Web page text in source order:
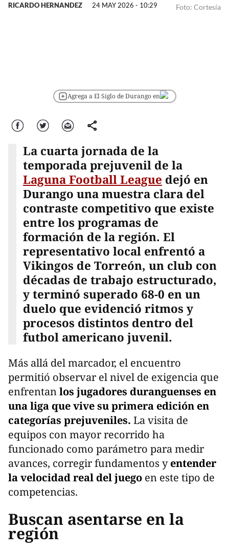
Foto: Cortesía
RICARDO HERNANDEZ 24 MAY 2026 - 10:29
Agrega a El Siglo de Durango en
Facebook Twitter Correo comparte
La cuarta jornada de la
temporada prejuvenil de la
Laguna Football League dejó en
Durango una muestra clara del
contraste competitivo que existe
entre los programas de
formación de la región. El
representativo local enfrentó a
Vikingos de Torreón, un club con
décadas de trabajo estructurado,
y terminó superado 68-0 en un
duelo que evidenció ritmos y
procesos distintos dentro del
futbol americano juvenil.
Más allá del marcador, el encuentro
permitió observar el nivel de exigencia que
enfrentanlos jugadores duranguenses en
una liga que vive su primera edición en
categorías prejuveniles. La visita de
equipos con mayor recorrido ha
funcionado como parámetro para medir
avances, corregir fundamentos yentender
la velocidad real del juego en este tipo de
competencias.
Buscan asentarse en la
región